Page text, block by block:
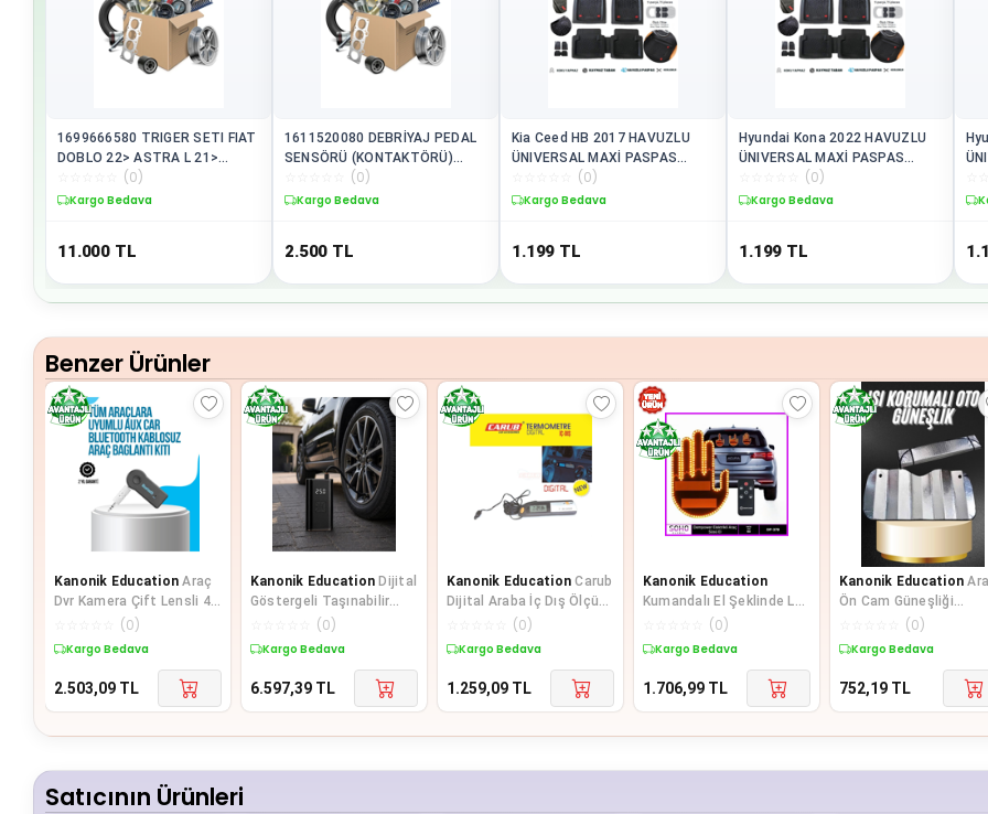
1699666580 TRIGER SETI FIAT
DOBLO 22> ASTRA L 21>
(0)
Kargo Bedava
11.000 TL
1611520080 DEBRİYAJ PEDAL
SENSÖRÜ (KONTAKTÖRÜ)
COMBO-NEMO-BIP…
(0)
Kargo Bedava
2.500 TL
Kia Ceed HB 2017 HAVUZLU
ÜNIVERSAL MAXİ PASPAS
(0)
Kargo Bedava
1.199 TL
Hyundai Kona 2022 HAVUZLU
ÜNIVERSAL MAXİ PASPAS
(0)
Kargo Bedava
1.199 TL
Benzer Ürünler
Kanonik Education Araç
Dvr Kamera Çift Lensli 4
İnç Ekranlı G Sensörlü
(0)
Kargo Bedava
2.503,09 TL
Kanonik Education Dijital
Göstergeli Taşınabilir
Hava Kompresörü Güçlü
Şişirme Perf
(0)
Kargo Bedava
6.597,39 TL
Kanonik Education Carub
Dijital Araba İç Dış Ölçüm
Aleti Termometre
(0)
Kargo Bedava
1.259,09 TL
Kanonik Education
Kumandalı El Şeklinde Led
(0)
Kargo Bedava
1.706,99 TL
Kanonik Education
Ön Cam Güneşliği
Katlanabilir Oto
Tüm Araç Modelle
(0)
Kargo Bedava
752,19 TL
Satıcının Ürünleri